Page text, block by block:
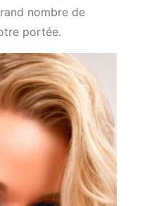
nombre de
portée.